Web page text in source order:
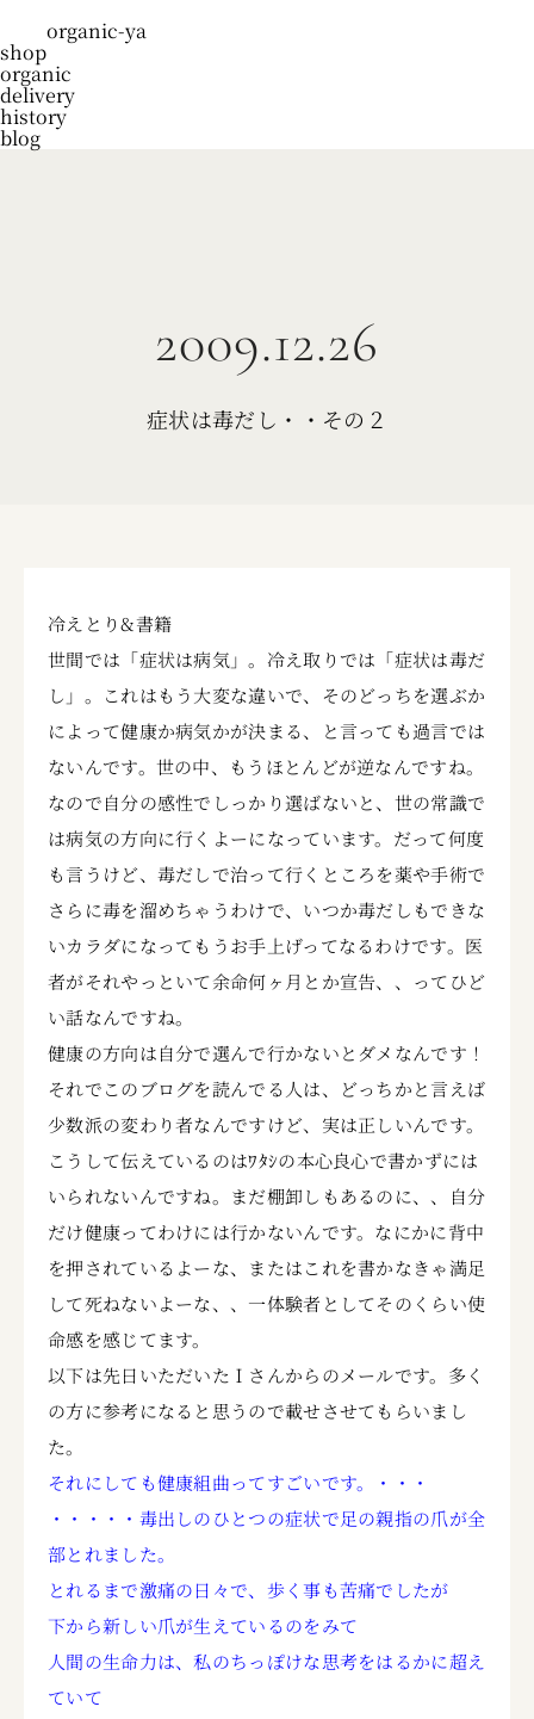
organic-ya
shop
organic
delivery
history
blog
2009.12.26
症状は毒だし・・その２
冷えとり&書籍
世間では「症状は病気」。冷え取りでは「症状は毒だ
し」。これはもう大変な違いで、そのどっちを選ぶか
によって健康か病気かが決まる、と言っても過言では
ないんです。世の中、もうほとんどが逆なんですね。
なので自分の感性でしっかり選ばないと、世の常識で
は病気の方向に行くよーになっています。だって何度
も言うけど、毒だしで治って行くところを薬や手術で
さらに毒を溜めちゃうわけで、いつか毒だしもできな
いカラダになってもうお手上げってなるわけです。医
者がそれやっといて余命何ヶ月とか宣告、、ってひど
い話なんですね。
健康の方向は自分で選んで行かないとダメなんです！
それでこのブログを読んでる人は、どっちかと言えば
少数派の変わり者なんですけど、実は正しいんです。
こうして伝えているのはﾜﾀｼの本心良心で書かずには
いられないんですね。まだ棚卸しもあるのに、、自分
だけ健康ってわけには行かないんです。なにかに背中
を押されているよーな、またはこれを書かなきゃ満足
して死ねないよーな、、一体験者としてそのくらい使
命感を感じてます。
以下は先日いただいたＩさんからのメールです。多く
の方に参考になると思うので載せさせてもらいまし
た。
それにしても健康組曲ってすごいです。・・・
・・・・・毒出しのひとつの症状で足の親指の爪が全
部とれました。
とれるまで激痛の日々で、歩く事も苦痛でしたが
下から新しい爪が生えているのをみて
人間の生命力は、私のちっぽけな思考をはるかに超え
ていて